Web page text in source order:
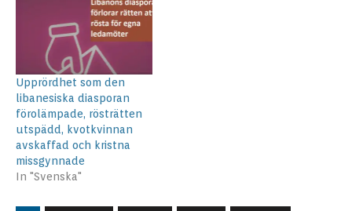
Upprördhet som den
libanesiska diasporan
förolämpade, rösträtten
utspädd, kvotkvinnan
avskaffad och kristna
missgynnade
In "Svenska"